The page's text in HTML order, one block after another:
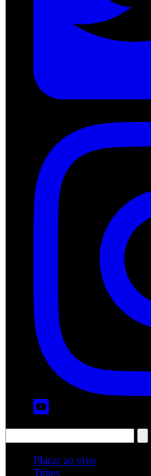
Placar ao vivo
Times